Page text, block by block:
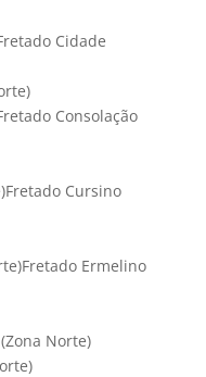
Cidade
Consolação
Cursino
Ermelino
Norte)